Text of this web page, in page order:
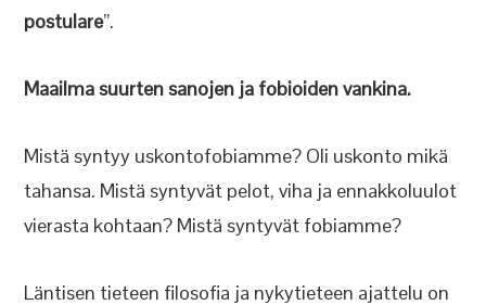
postulare”.
Maailma suurten sanojen ja fobioiden vankina.
Mistä syntyy uskontofobiamme? Oli uskonto mikä
tahansa. Mistä syntyvät pelot, viha ja ennakkoluulot
vierasta kohtaan? Mistä syntyvät fobiamme?
Läntisen tieteen filosofia ja nykytieteen ajattelu on